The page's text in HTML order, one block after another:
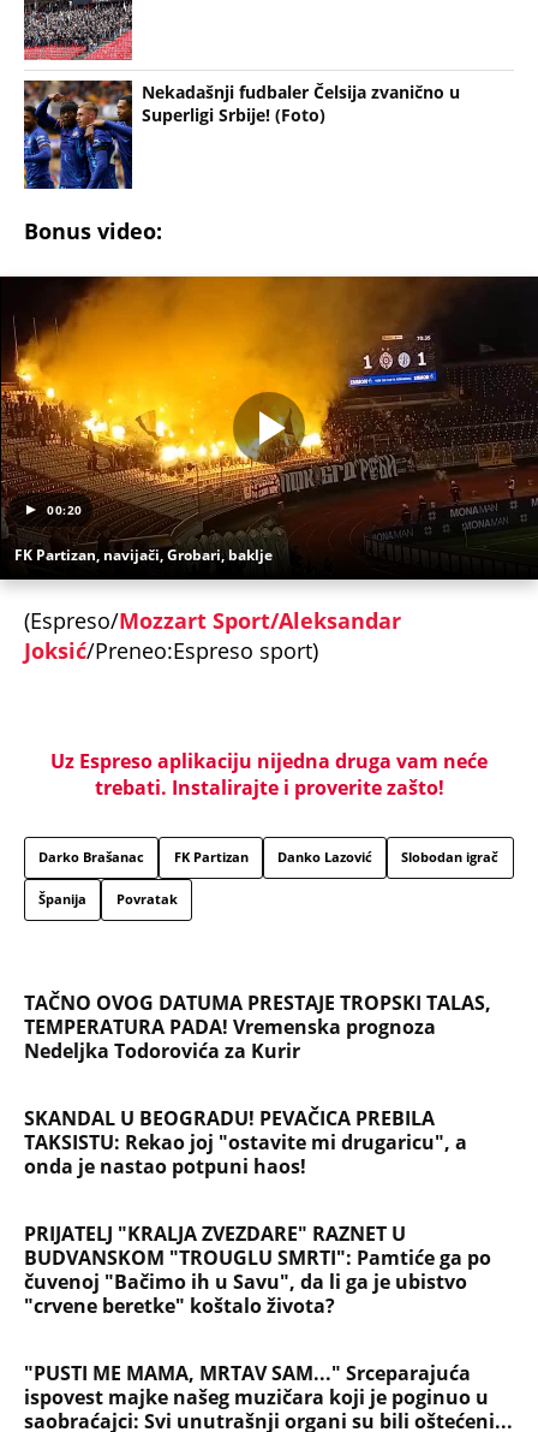
Nekadašnji fudbaler Čelsija zvanično u
Superligi Srbije! (Foto)
Bonus video:
00:20
FK Partizan, navijači, Grobari, baklje
(Espreso/Mozzart Sport/Aleksandar
Joksić/Preneo:Espreso sport)
Uz Espreso aplikaciju nijedna druga vam neće
trebati. Instalirajte i proverite zašto!
Darko Brašanac FK Partizan Danko Lazović Slobodan igrač
Španija Povratak
TAČNO OVOG DATUMA PRESTAJE TROPSKI TALAS,
TEMPERATURA PADA! Vremenska prognoza
Nedeljka Todorovića za Kurir
SKANDAL U BEOGRADU! PEVAČICA PREBILA
TAKSISTU: Rekao joj "ostavite mi drugaricu", a
onda je nastao potpuni haos!
PRIJATELJ "KRALJA ZVEZDARE" RAZNET U
BUDVANSKOM "TROUGLU SMRTI": Pamtiće ga po
čuvenoj "Bačimo ih u Savu", da li ga je ubistvo
"crvene beretke" koštalo života?
"PUSTI ME MAMA, MRTAV SAM..." Srceparajuća
ispovest majke našeg muzičara koji je poginuo u
saobraćajci: Svi unutrašnji organi su bili oštećeni...